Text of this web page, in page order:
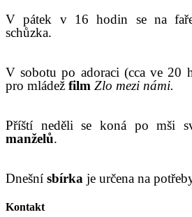
V pátek v 16 hodin se na
schůzka.
V sobotu po adoraci (cca ve 20
pro mládež film Zlo mezi námi.
Příští neděli se koná po mši
manželů.
Dnešní sbírka je určena na
Kontakt